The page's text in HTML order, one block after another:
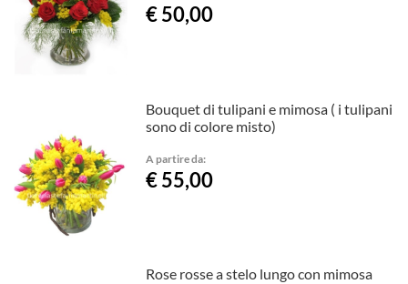
€ 50,00
Bouquet di tulipani e mimosa ( i tulipani
sono di colore misto)
A partire da:
€ 55,00
Rose rosse a stelo lungo con mimosa